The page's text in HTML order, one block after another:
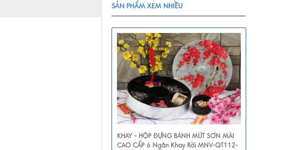
SẢN PHẨM XEM NHIỀU
KHAY - HỘP ĐỰNG BÁNH MỨT SƠN MÀI
CAO CẤP 6 Ngăn Khay Rời MNV-QT112-